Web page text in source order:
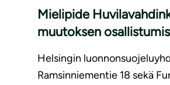
Mielipide
muutoksen
Helsingin
Ramsinniementie 18 sekä